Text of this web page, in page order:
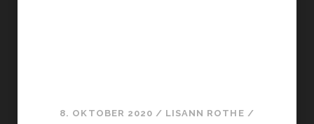
8. OKTOBER 2020 / LISANN ROTHE /